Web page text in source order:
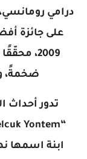
على جائزة
2009،
ضخمةً،
تدور أحداث